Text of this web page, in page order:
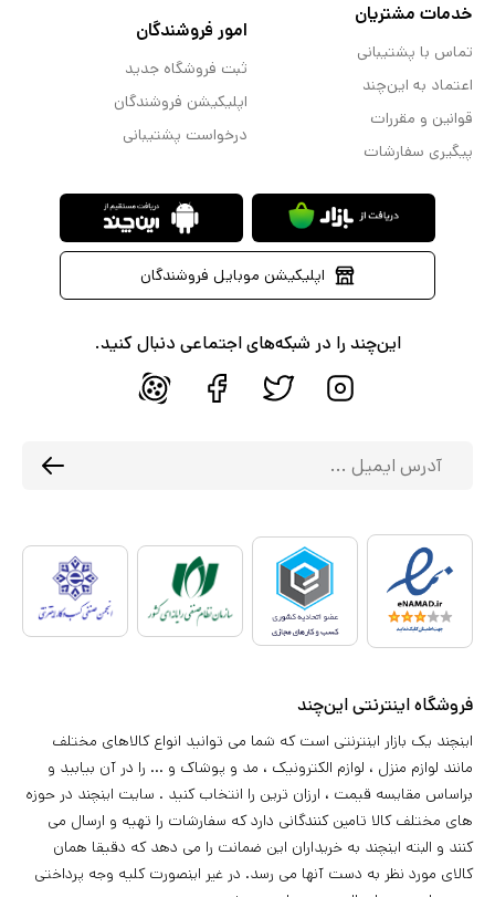
خدمات مشتریان
تماس با پشتیبانی
اعتماد به این‌چند
قوانین و مقررات
پیگیری سفارشات
امور فروشندگان
ثبت فروشگاه جدید
اپلیکیشن فروشندگان
درخواست پشتیبانی
اپلیکیشن موبایل فروشندگان
این‌چند را در شبکه‌های اجتماعی دنبال کنید.
فروشگاه اینترنتی این‌چند
اینچند یک بازار اینترنتی است که شما می توانید انواع کالاهای مختلف
مانند لوازم منزل ، لوازم الکترونیک ، مد و پوشاک و ... را در آن بیابید و
براساس مقایسه قیمت ، ارزان ترین را انتخاب کنید . سایت اینچند در حوزه
های مختلف کالا تامین کنندگانی دارد که سفارشات را تهیه و ارسال می
کنند و البته اینچند به خریداران این ضمانت را می دهد که دقیقا همان
کالای مورد نظر به دست آنها می رسد. در غیر اینصورت کلیه وجه پرداختی